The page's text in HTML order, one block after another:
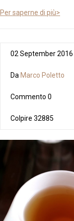
Per saperne di più>
02 September 2016
Da Marco Poletto
Commento 0
Colpire 32885